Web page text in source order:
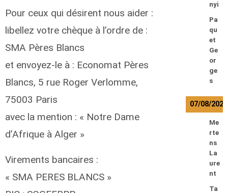
Pour ceux qui désirent nous aider :
libellez votre chèque à l’ordre de :
SMA Pères Blancs
et envoyez-le à : Economat Pères
Blancs, 5 rue Roger Verlomme,
75003 Paris
avec la mention : « Notre Dame
d’Afrique à Alger »
Virements bancaires :
« SMA PERES BLANCS »
nyi
Pa
qu
et
Ge
or
ge
s
07/08/2026
Me
rte
ns
La
ure
nt
Ta